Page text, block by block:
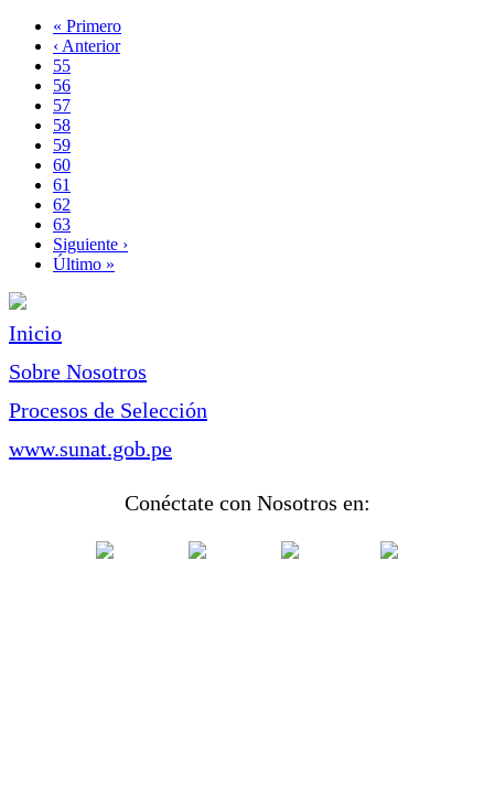
Paginación
Primera
página
« Primero
Página
anterior
‹ Anterior
Page
55
Page
56
Page
57
Page
58
Página
actual
59
Page
60
Page
61
Page
62
Page
63
Siguiente
página
Siguiente ›
Última
Último »
Inicio
Sobre Nosotros
Procesos de Selección
www.sunat.gob.pe
Conéctate con Nosotros en: